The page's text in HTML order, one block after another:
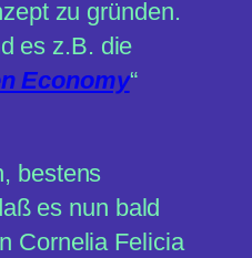
zu gründen.
es z.B. die
Economy“
bestens
es nun bald
Cornelia Felicia